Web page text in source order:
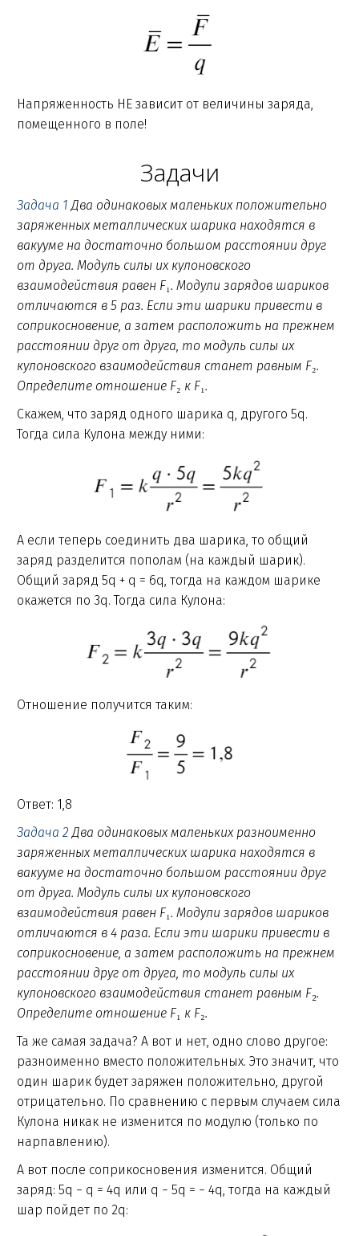
Напряженность НЕ зависит от величины заряда,
помещенного в поле!
Задачи
Задача 1 Два одинаковых маленьких положительно
заряженных металлических шарика находятся в
вакууме на достаточно большом расстоянии друг
от друга. Модуль силы их кулоновского
взаимодействия равен F₁. Модули зарядов шариков
отличаются в 5 раз. Если эти шарики привести в
соприкосновение, а затем расположить на прежнем
расстоянии друг от друга, то модуль силы их
кулоновского взаимодействия станет равным F₂.
Определите отношение F₂ к F₁.
Скажем, что заряд одного шарика q, другого 5q.
Тогда сила Кулона между ними:
А если теперь соединить два шарика, то общий
заряд разделится пополам (на каждый шарик).
Общий заряд 5q + q = 6q, тогда на каждом шарике
окажется по 3q. Тогда сила Кулона:
Отношение получится таким:
Ответ: 1,8
Задача 2 Два одинаковых маленьких разноименно
заряженных металлических шарика находятся в
вакууме на достаточно большом расстоянии друг
от друга. Модуль силы их кулоновского
взаимодействия равен F₁. Модули зарядов шариков
отличаются в 4 раза. Если эти шарики привести в
соприкосновение, а затем расположить на прежнем
расстоянии друг от друга, то модуль силы их
кулоновского взаимодействия станет равным F₂.
Определите отношение F₁ к F₂.
Та же самая задача? А вот и нет, одно слово другое:
разноименно вместо положительных. Это значит, что
один шарик будет заряжен положительно, другой
отрицательно. По сравнению с первым случаем сила
Кулона никак не изменится по модулю (только по
нарпавлению).
А вот после соприкосновения изменится. Общий
заряд: 5q − q = 4q или q − 5q = − 4q, тогда на каждый
шар пойдет по 2q: